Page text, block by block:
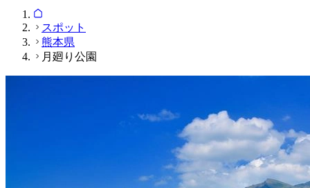
スポット
熊本県
月廻り公園